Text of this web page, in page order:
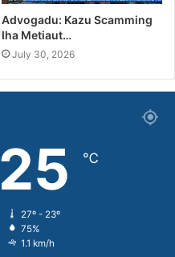
Advogadu: Kazu Scamming
Iha Metiaut…
July 30, 2026
25 ℃
27º - 23º
75%
1.1 km/h